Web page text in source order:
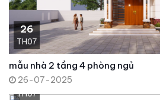
26
TH07
mẫu nhà 2 tầng 4 phòng ngủ
26-07-2025
26
TH07